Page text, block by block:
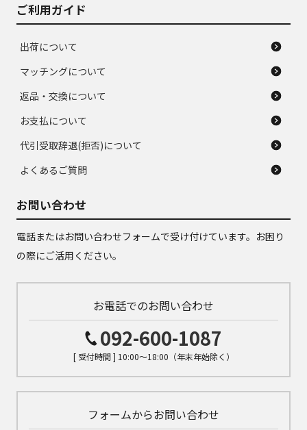
ご利用ガイド
出荷について
マッチングについて
返品・交換について
お支払について
代引受取辞退(拒否)について
よくあるご質問
お問い合わせ
電話またはお問い合わせフォームで受け付けています。お困り
の際にご活用ください。
お電話でのお問い合わせ
092-600-1087
[ 受付時間 ] 10:00～18:00（年末年始除く）
フォームからお問い合わせ